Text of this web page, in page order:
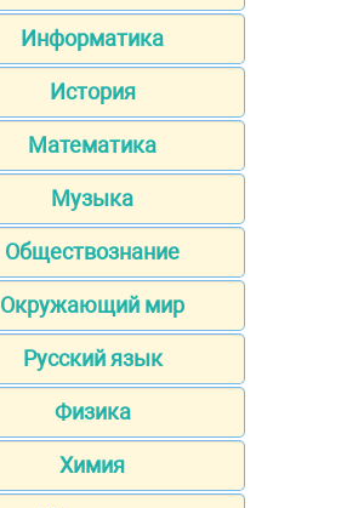
Информатика
История
Математика
Музыка
Обществознание
Окружающий мир
Русский язык
Физика
Химия